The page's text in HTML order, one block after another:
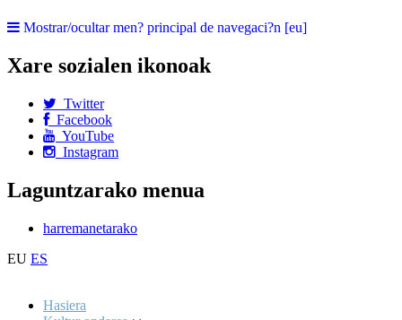
Mostrar/ocultar men? principal de navegaci?n [eu]
Xare sozialen ikonoak
Twitter
Facebook
YouTube
Instagram
Laguntzarako menua
harremanetarako
EU ES
Hasiera